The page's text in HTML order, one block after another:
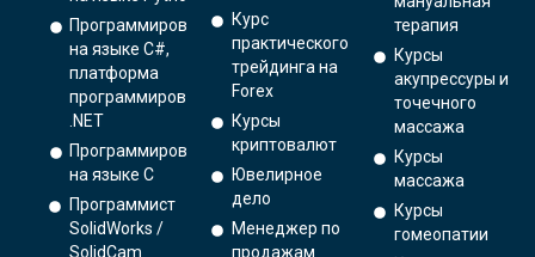
Программирование
на языке C#,
платформа
программирования
.NET
Программирование
на языке С
Программист
SolidWorks /
SolidCam
Курс
практического
трейдинга на
Forex
Курсы
криптовалют
Ювелирное
дело
Менеджер по
продажам
терапия
Курсы
акупрессуры и
точечного
массажа
Курсы
массажа
Курсы
гомеопатии